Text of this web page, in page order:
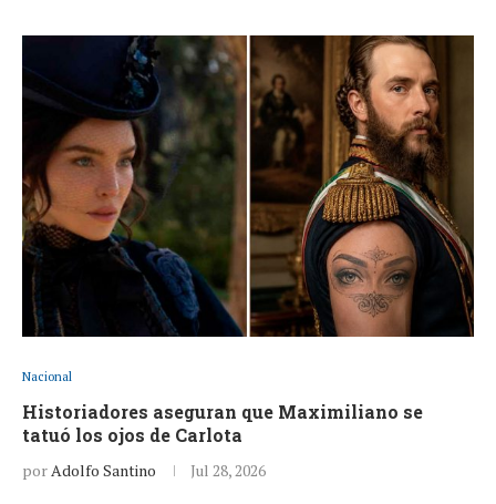
Nacional
Historiadores aseguran que Maximiliano se
tatuó los ojos de Carlota
porAdolfo Santino Jul 28, 2026